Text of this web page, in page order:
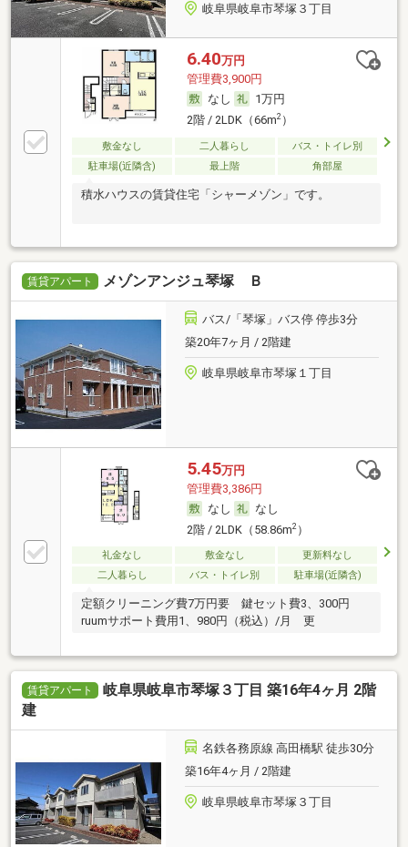
岐阜県岐阜市琴塚３丁目
6.40万円
管理費3,900円
なし
1万円
2階 / 2LDK（66m2）
敷金なし 二人暮らし
バス・トイレ別
駐車場(近隣含)
最上階 角部屋
積水ハウスの賃貸住宅「シャーメゾン」です。
賃貸アパート メゾンアンジュ琴塚 Ｂ
バス/「琴塚」バス停 停歩3分
築20年7ヶ月 / 2階建
岐阜県岐阜市琴塚１丁目
5.45万円
管理費3,386円
なし
なし
2階 / 2LDK（58.86m2）
礼金なし 敷金なし
更新料なし
二人暮らし
バス・トイレ別 駐車場(近隣含)
定額クリーニング費7万円要 鍵セット費3、300円
ruumサポート費用1、980円（税込）/月 更
賃貸アパート
岐阜県岐阜市琴塚３丁目 築16年4ヶ月 2階
建
名鉄各務原線 高田橋駅 徒歩30分
築16年4ヶ月 / 2階建
岐阜県岐阜市琴塚３丁目